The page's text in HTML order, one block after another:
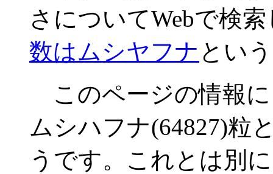
さについてWebで検
数はムシヤフナ とい
このページの情報
ムシハフナ(64827)粒
うです。これとは別